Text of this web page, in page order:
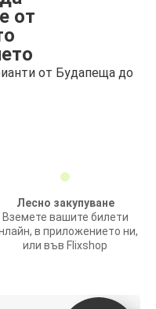
от
от Будапеща до
Лесно закупуване
Вземете вашите билети
в приложението ни,
или във Flixshop